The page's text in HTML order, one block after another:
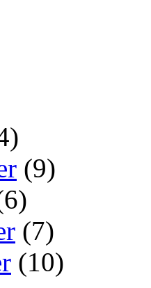
(9)
(7)
(10)